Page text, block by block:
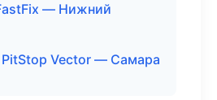
— Нижний
Vector — Самара